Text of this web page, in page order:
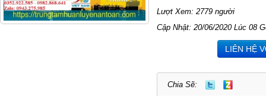
Lượt Xem: 2779 người
Cập Nhật: 20/06/2020 Lúc 08
LIÊN HỆ
Chia Sẽ: